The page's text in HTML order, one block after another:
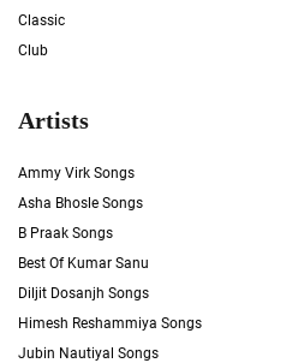
Classic
Club
Artists
Ammy Virk Songs
Asha Bhosle Songs
B Praak Songs
Best Of Kumar Sanu
Diljit Dosanjh Songs
Himesh Reshammiya Songs
Jubin Nautiyal Songs